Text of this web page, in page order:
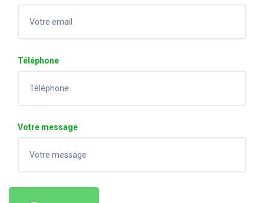
Téléphone
Votre message